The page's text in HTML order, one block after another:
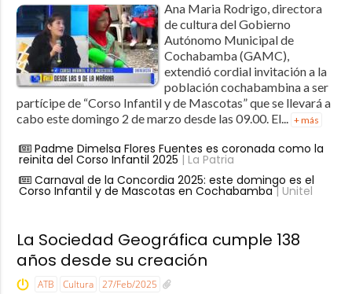
Ana Maria Rodrigo, directora
de cultura del Gobierno
Autónomo Municipal de
Cochabamba (GAMC),
extendió cordial invitación a la
población cochabambina a ser
partícipe de “Corso Infantil y de Mascotas” que se llevará a
cabo este domingo 2 de marzo desde las 09.00. El... + más
Padme Dimelsa Flores Fuentes es coronada como la
reinita del Corso Infantil 2025 | La Patria
Carnaval de la Concordia 2025: este domingo es el
Corso Infantil y de Mascotas en Cochabamba| Unitel
La Sociedad Geográfica cumple 138
años desde su creación
ATB Cultura 27/Feb/2025